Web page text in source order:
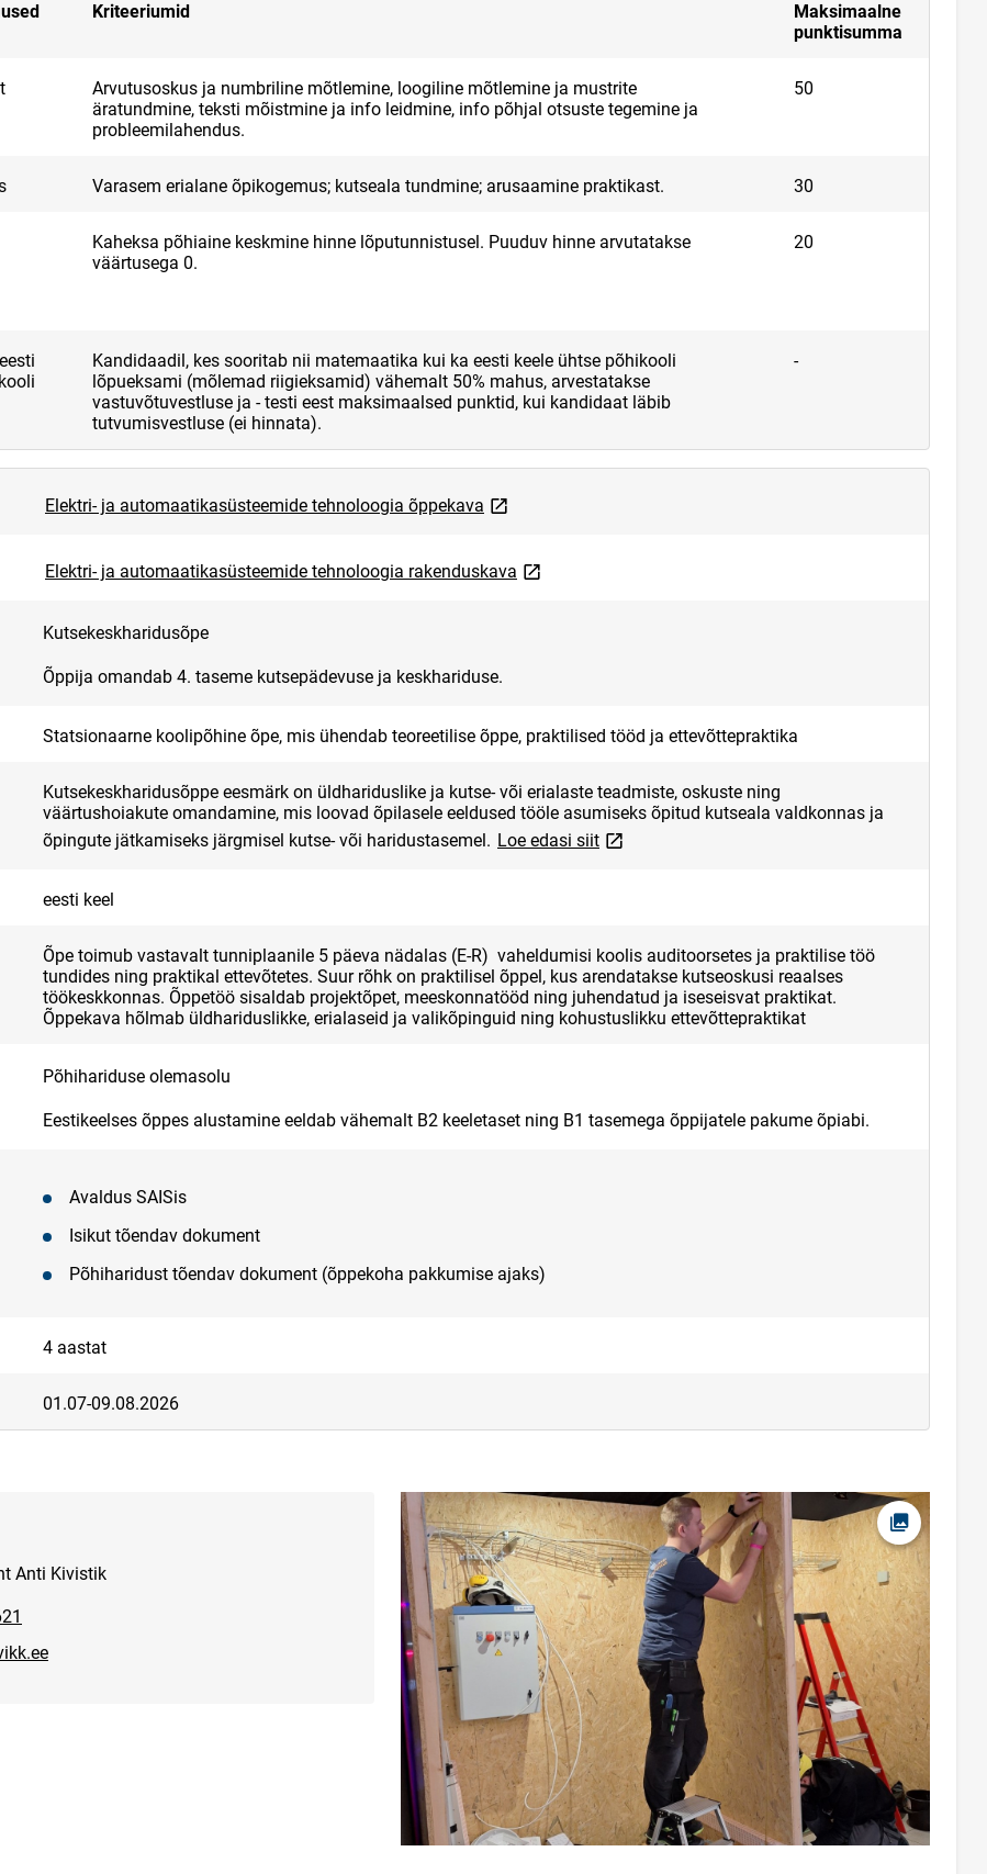
Kriteeriumid
Maksimaalne
punktisumma
Arvutusoskus ja numbriline mõtlemine, loogiline mõtlemine ja mustrite
äratundmine, teksti mõistmine ja info leidmine, info põhjal otsuste tegemine ja
probleemilahendus.
50
Varasem erialane õpikogemus; kutseala tundmine; arusaamine praktikast. 30
Kaheksa põhiaine keskmine hinne lõputunnistusel. Puuduv hinne arvutatakse
väärtusega 0.
20
Kandidaadil, kes sooritab nii matemaatika kui ka eesti keele ühtse põhikooli
lõpueksami (mõlemad riigieksamid) vähemalt 50% mahus, arvestatakse
vastuvõtuvestluse ja - testi eest maksimaalsed punktid, kui kandidaat läbib
tutvumisvestluse (ei hinnata).
-
Elektri- ja automaatikasüsteemide tehnoloogia õppekava link opens on new page
Elektri- ja automaatikasüsteemide tehnoloogia rakenduskava link opens on new page
Kutsekeskharidusõpe
Õppija omandab 4. taseme kutsepädevuse ja keskhariduse.
Statsionaarne koolipõhine õpe, mis ühendab teoreetilise õppe, praktilised tööd ja ettevõttepraktika
Kutsekeskharidusõppe eesmärk on üldhariduslike ja kutse- või erialaste teadmiste, oskuste ning
väärtushoiakute omandamine, mis loovad õpilasele eeldused tööle asumiseks õpitud kutseala valdkonnas ja
õpingute jätkamiseks järgmisel kutse- või haridustasemel. Loe edasi siitlink opens on new page
eesti keel
Õpe toimub vastavalt tunniplaanile 5 päeva nädalas (E-R) vaheldumisi koolis auditoorsetes ja praktilise töö
tundides ning praktikal ettevõtetes. Suur rõhk on praktilisel õppel, kus arendatakse kutseoskusi reaalses
töökeskkonnas. Õppetöö sisaldab projektõpet, meeskonnatööd ning juhendatud ja iseseisvat praktikat.
Õppekava hõlmab üldhariduslikke, erialaseid ja valikõpinguid ning kohustuslikku ettevõttepraktikat
Põhihariduse olemasolu
Eestikeelses õppes alustamine eeldab vähemalt B2 keeletaset ning B1 tasemega õppijatele pakume õpiabi.
Avaldus SAISis
Isikut tõendav dokument
Põhiharidust tõendav dokument (õppekoha pakkumise ajaks)
4 aastat
01.07-09.08.2026
Anti Kivistik
Ava foto